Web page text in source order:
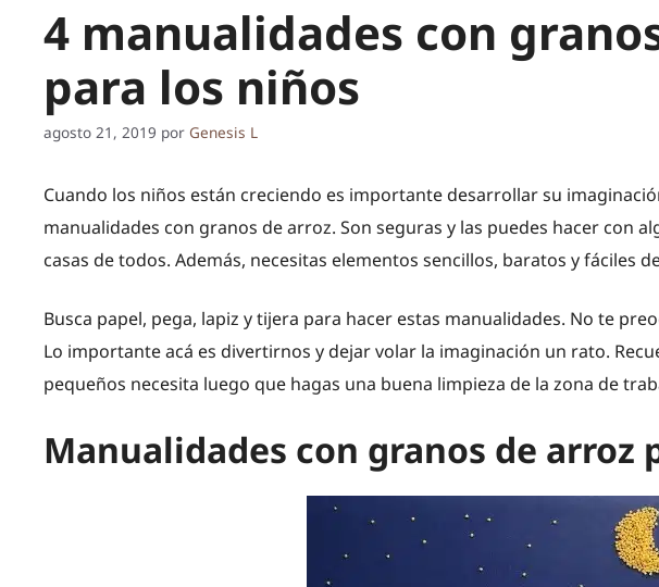
4 manualidades con
para los niños
agosto 21, 2019 por Genesis L
Cuando los niños están creciendo es importante desarrollar su
manualidades con granos de arroz. Son seguras y las puedes hacer con
casas de todos. Además, necesitas elementos sencillos, baratos y fáciles
Busca papel, pega, lapiz y tijera para hacer estas manualidades. No te
Lo importante acá es divertirnos y dejar volar la imaginación un rato.
pequeños necesita luego que hagas una buena limpieza de la zona de
Manualidades con granos de arroz